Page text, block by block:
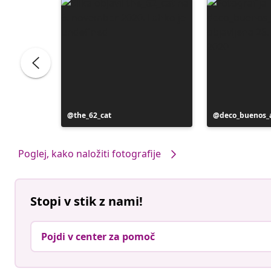
Objavo
je
the_62_cat
Objavo
je
Poglej, kako naložiti fotografije
Stopi v stik z nami!
Pojdi v center za pomoč